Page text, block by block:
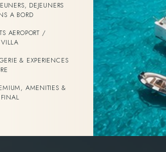
DEJEUNERS
A BORD
AEROPORT /
& EXPERIENCES
AMENITIES &